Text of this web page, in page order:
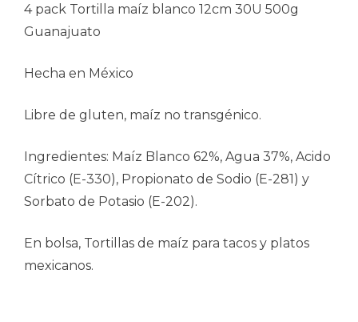
4 pack Tortilla maíz blanco 12cm 30U 500g
Guanajuato
Hecha en México
Libre de gluten, maíz no transgénico.
Ingredientes: Maíz Blanco 62%, Agua 37%, Acido
Cítrico (E-330), Propionato de Sodio (E-281) y
Sorbato de Potasio (E-202).
En bolsa, Tortillas de maíz para tacos y platos
mexicanos.